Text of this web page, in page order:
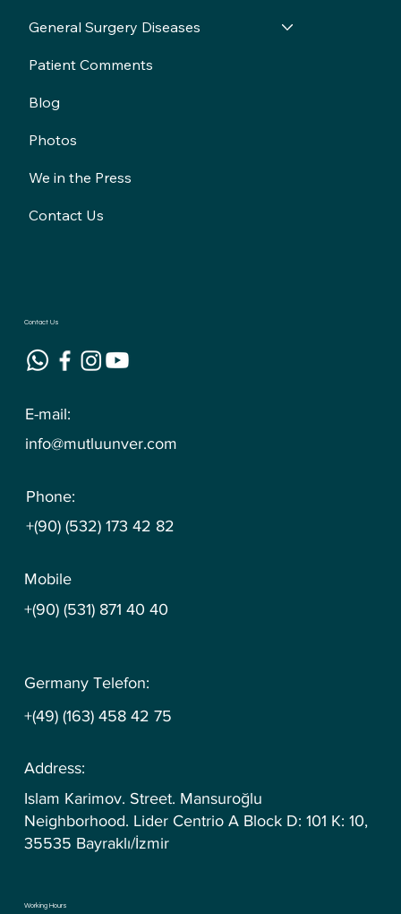
General Surgery Diseases
Patient Comments
Blog
Photos
We in the Press
Contact Us
Contact Us
info@mutluunver.com
E-mail:
Phone:
+(90) (532) 173 42 82
Mobile
+(90) (531) 871 40 40
Germany Telefon:
+(49) (163) 458 42 75
Islam Karimov. Street. Mansuroğlu
Neighborhood. Lider Centrio A Block D: 101 K: 10,
35535 Bayraklı/İzmir
Address:
Working Hours